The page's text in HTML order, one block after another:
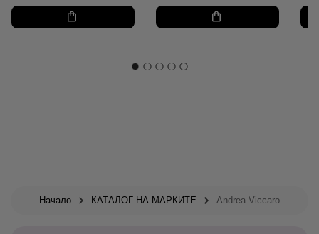
Начало КАТАЛОГ НА МАРКИТЕ Andrea Viccaro